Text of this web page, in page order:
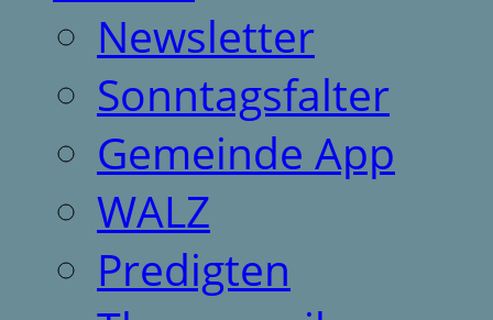
Newsletter
Sonntagsfalter
Gemeinde App
WALZ
Predigten